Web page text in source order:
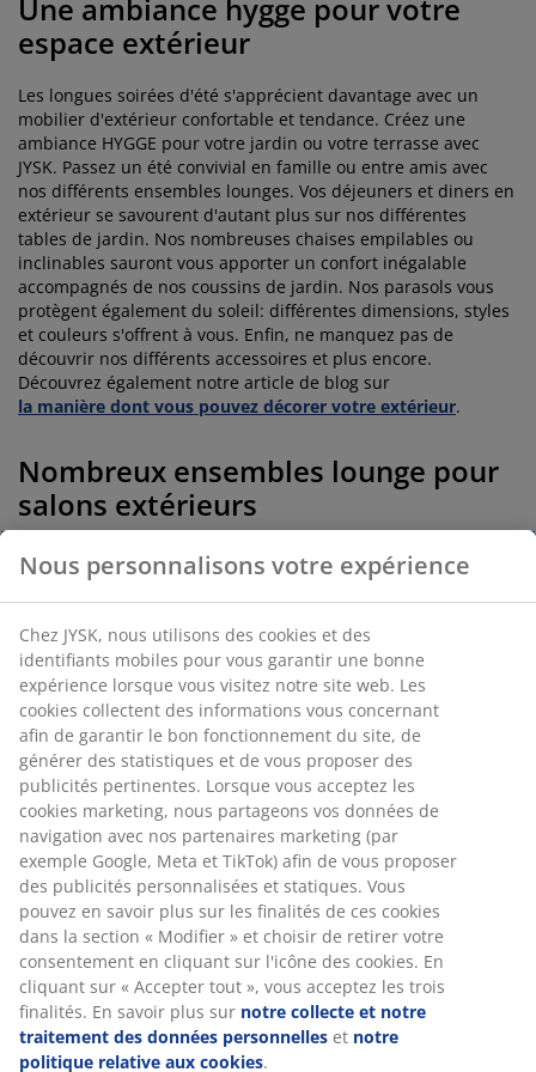
Une ambiance hygge pour votre
espace extérieur
Les longues soirées d'été s'apprécient davantage avec un
mobilier d'extérieur confortable et tendance. Créez une
ambiance HYGGE pour votre jardin ou votre terrasse avec
JYSK. Passez un été convivial en famille ou entre amis avec
nos différents ensembles lounges. Vos déjeuners et diners en
extérieur se savourent d'autant plus sur nos différentes
tables de jardin. Nos nombreuses chaises empilables ou
inclinables sauront vous apporter un confort inégalable
accompagnés de nos coussins de jardin. Nos parasols vous
protègent également du soleil: différentes dimensions, styles
et couleurs s'offrent à vous. Enfin, ne manquez pas de
découvrir nos différents accessoires et plus encore.
Découvrez également notre article de blog sur
la manière dont vous pouvez décorer votre extérieur.
Nombreux ensembles lounge pour
salons extérieurs
Vous attendez l'été avec impatience? Alors préparez-vous de
la meilleure façon possible. Décorez votre balcon ou votre
jardin avec des meubles d'extérieur et transformez-le en une
salle de séjour extérieure. Laissez vos proches se détendre
sur de confortables fauteuils ou canapés lounge et profitez
des fantastiques journées ensoleillées en plein air. Retrouvez
des modèles modernes dans différentes couleurs, motifs et
tailles - tout cela à des prix abordables avec des matériaux
durables et de qualité.
Profitez de l'ombre avec des
parasols et des supports adaptés
Quoi de plus agréable que de profiter pleinement de l'été
dans son jardin ou sur son balcon? Mais la prudence est de
mise: trop de rayons UV et une forte chaleur ne sont pas bons
pour le corps. Il est donc important de boire beaucoup,
d'utiliser de la crème solaire et de rester régulièrement à
l'ombre. Les parasols sont les plus appréciés pour faire de
l'ombre. Mais les voiles d'ombrage sont également de plus en
plus populaires. Si vous souhaitez vous procurer un parasol,
Nous personnalisons votre expérience
Chez JYSK, nous utilisons des cookies et des
identifiants mobiles pour vous garantir une bonne
expérience lorsque vous visitez notre site web. Les
cookies collectent des informations vous concernant
afin de garantir le bon fonctionnement du site, de
générer des statistiques et de vous proposer des
publicités pertinentes. Lorsque vous acceptez les
cookies marketing, nous partageons vos données de
navigation avec nos partenaires marketing (par
exemple Google, Meta et TikTok) afin de vous proposer
des publicités personnalisées et statiques. Vous
pouvez en savoir plus sur les finalités de ces cookies
dans la section « Modifier » et choisir de retirer votre
consentement en cliquant sur l'icône des cookies. En
cliquant sur « Accepter tout », vous acceptez les trois
finalités. En savoir plus sur notre collecte et notre
traitement des données personnelles et notre
politique relative aux cookies.